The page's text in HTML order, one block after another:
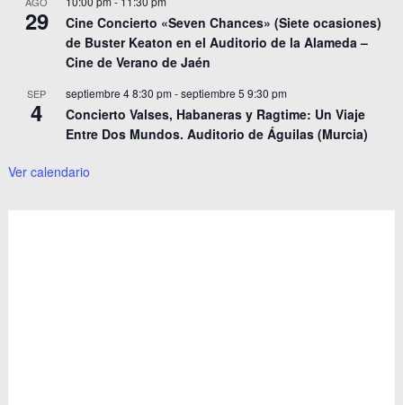
29
Cine Concierto «Seven Chances» (Siete ocasiones)
de Buster Keaton en el Auditorio de la Alameda –
Cine de Verano de Jaén
SEP
4
septiembre 4 8:30 pm -septiembre 5 9:30 pm
Concierto Valses, Habaneras y Ragtime: Un Viaje
Entre Dos Mundos. Auditorio de Águilas (Murcia)
Ver calendario